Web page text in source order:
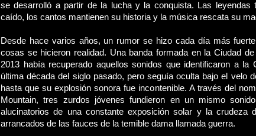
se desarrolló a partir de la lucha y la conquista. Las leyendas
caído, los cantos mantienen su historia y la música rescata su
Desde hace varios años, un rumor se hizo cada día más
cosas se hicieron realidad. Una banda formada en la Ciudad
2013 había recuperado aquellos sonidos que identificaron a la
última década del siglo pasado, pero seguía oculta bajo el velo
hasta que su explosión sonora fue incontenible. A través del
Mountain, tres zurdos jóvenes fundieron en un mismo
alucinatorios de una constante exposición solar y la crudeza
arrancados de las fauces de la temible dama llamada guerra.